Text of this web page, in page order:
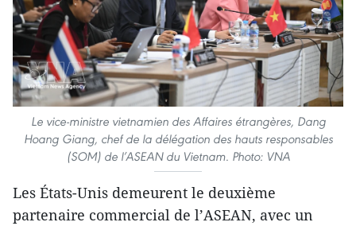
Le vice-ministre vietnamien des Affaires étrangères, Dang
Hoang Giang, chef de la délégation des hauts responsables
(SOM) de l’ASEAN du Vietnam. Photo: VNA
Les États-Unis demeurent le deuxième
partenaire commercial de l’ASEAN, avec un